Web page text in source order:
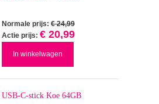
Normale prijs: € 24,99
Actie prijs: € 20,99
In winkelwagen
USB-C-stick Koe 64GB